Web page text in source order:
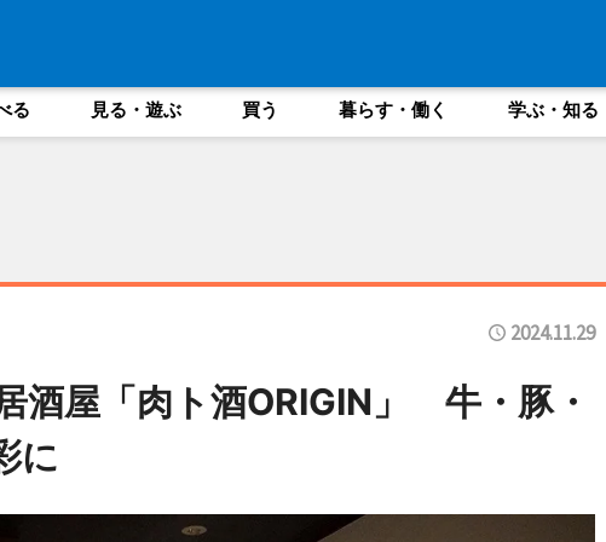
る 見る・遊ぶ 買う 暮らす・働く 学ぶ・知る
2024.11.29
酒屋「肉ト酒ORIGIN」 牛・豚・
に